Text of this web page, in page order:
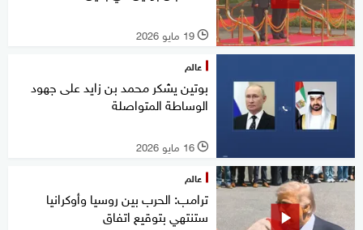
l 19 مايو 2026
عالم
بوتين يشكر محمد بن زايد على جهود
الوساطة المتواصلة
l 16 مايو 2026
عالم
ترامب: الحرب بين روسيا وأوكرانيا
ستنتهي بتوقيع اتفاق